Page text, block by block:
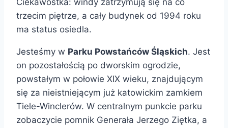
Ciekawostka: windy zatrzymują się na co
trzecim piętrze, a cały budynek od 1994 roku
ma status osiedla.
Jesteśmy w Parku Powstańców Śląskich. Jest
on pozostałością po dworskim ogrodzie,
powstałym w połowie XIX wieku, znajdującym
się za nieistniejącym już katowickim zamkiem
Tiele-Winclerów. W centralnym punkcie parku
zobaczycie pomnik Generała Jerzego Ziętka, a